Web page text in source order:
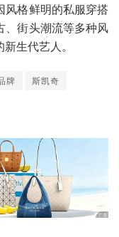
风格鲜明的私服穿搭
、街头潮流等多种风
生代艺人。
牌
斯凯奇